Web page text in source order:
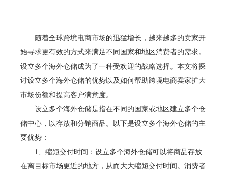
随着全球跨境电商市场的迅猛增长，越来越多的卖家开
始寻求更有效的方式来满足不同国家和地区消费者的需求。
设立多个海外仓储成为了一种受欢迎的战略选择。本文将探
讨设立多个海外仓储的优势以及如何帮助跨境电商卖家扩大
市场份额和提高客户满意度。
设立多个海外仓储是指在不同的国家或地区建立多个仓
储中心，以存放和分销商品。以下是设立多个海外仓储的主
要优势：
1、缩短交付时间：设立多个海外仓储可以将商品存放
在离目标市场更近的地方，从而大大缩短交付时间。消费者